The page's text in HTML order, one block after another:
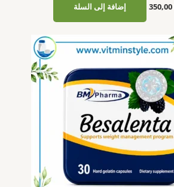
350,00 إضافة إلى السلة